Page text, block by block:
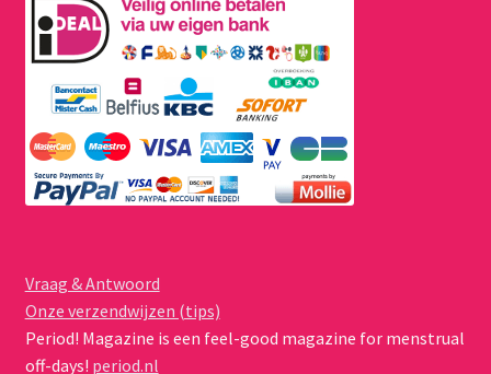
Vraag & Antwoord
Onze verzendwijzen (tips)
Period! Magazine is een feel-good magazine for menstrual
off-days! period.nl